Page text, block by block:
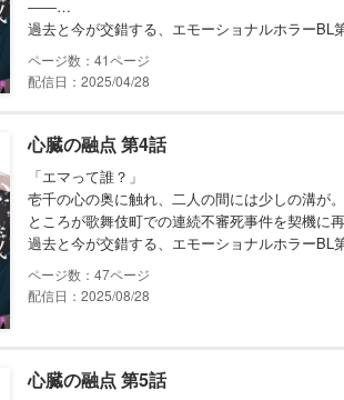
――…
過去と今が交錯する、エモーショナルホラーBL
41
配信日：2025/04/28
心臓の融点 第4話
「エマって誰？」
壱千の心の奥に触れ、二人の間には少しの溝が。
ところが歌舞伎町での連続不審死事件を契機に
過去と今が交錯する、エモーショナルホラーBL
47
配信日：2025/08/28
心臓の融点 第5話